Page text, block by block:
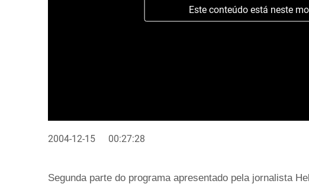
Este conteúdo está neste
2004-12-15 00:27:28
Segunda parte do programa apresentado pela jornalista